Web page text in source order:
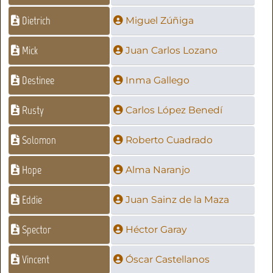
Dietrich Miguel Zúñiga
Mick Juan Carlos Lozano
Destinee Inma Gallego
Rusty Carlos López Benedí
Solomon Roberto Cuadrado
Hope Alma Naranjo
Eddie Juan Sainz de la Maza
Spector Héctor Garay
Vincent Óscar Castellanos